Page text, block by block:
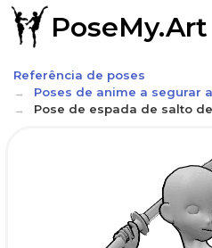
PoseMy.Art
Referência de poses
Poses de anime a segurar
Pose de espada de salto